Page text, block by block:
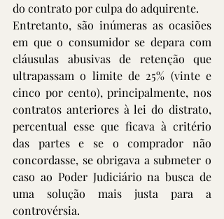
do contrato por culpa do adquirente.
Entretanto, são inúmeras as ocasiões
em que o consumidor se depara com
cláusulas abusivas de retenção que
ultrapassam o limite de 25% (vinte e
cinco por cento), principalmente, nos
contratos anteriores à lei do distrato,
percentual esse que ficava à critério
das partes e se o comprador não
concordasse, se obrigava a submeter o
caso ao Poder Judiciário na busca de
uma solução mais justa para a
controvérsia.